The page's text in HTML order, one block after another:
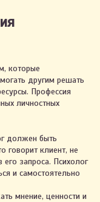
которые
другим решать
Профессия
личностных
должен быть
говорит клиент, не
его запроса. Психолог
и самостоятельно
мнение, ценности и